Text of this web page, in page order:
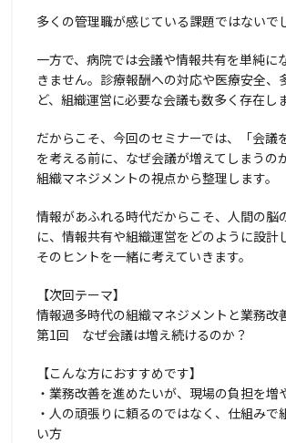
多くの管理職が感じている課題ではないで
一方で、病院では会議や情報共有を単純に
きません。診療報酬への対応や医療安全、
ど、組織運営に必要な会議も数多く存在しま
だからこそ、今回のセミナーでは、「会議
を考える前に、なぜ会議が増えてしまうの
組織マネジメントの視点から整理します。
情報があふれる時代だからこそ、人間の脳
に、情報共有や組織運営をどのように設計
そのヒントを一緒に考えていきます。
【次回テーマ】
情報過多時代の組織マネジメントと業務改
第1回 なぜ会議は増え続けるのか？
【こんな方におすすめです】
・業務改善を進めたいが、現場の負担を増
・人の頑張りに頼るのではなく、仕組みで
い方